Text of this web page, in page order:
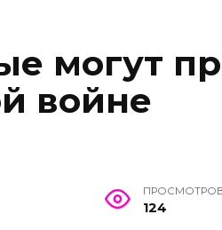
могут
войне
124